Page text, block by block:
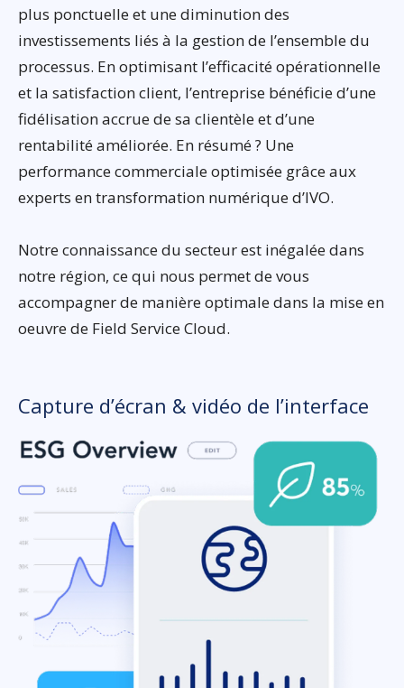
plus ponctuelle et une diminution des
investissements liés à la gestion de l’ensemble du
processus. En optimisant l’efficacité opérationnelle
et la satisfaction client, l’entreprise bénéficie d’une
fidélisation accrue de sa clientèle et d’une
rentabilité améliorée. En résumé ? Une
performance commerciale optimisée grâce aux
experts en transformation numérique d’IVO.
Notre connaissance du secteur est inégalée dans
notre région, ce qui nous permet de vous
accompagner de manière optimale dans la mise en
oeuvre de Field Service Cloud.
Capture d’écran & vidéo de l’interface